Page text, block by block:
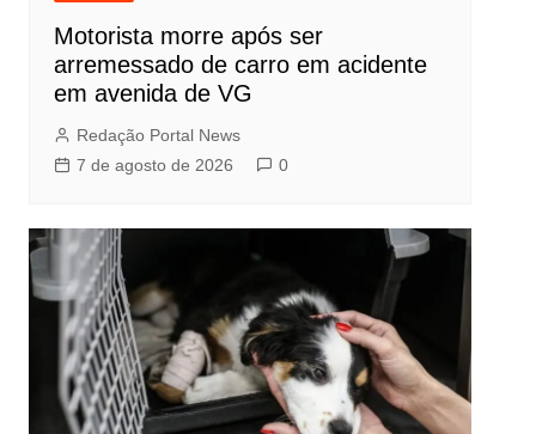
Motorista morre após ser
arremessado de carro em acidente
em avenida de VG
Redação Portal News
7 de agosto de 2026
0